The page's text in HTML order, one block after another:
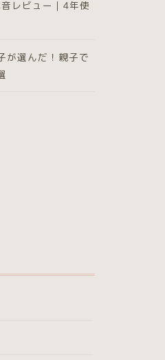
レビュー｜4年使
が選んだ！親子で